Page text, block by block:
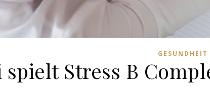
GESUNDHEIT
spielt Stress B